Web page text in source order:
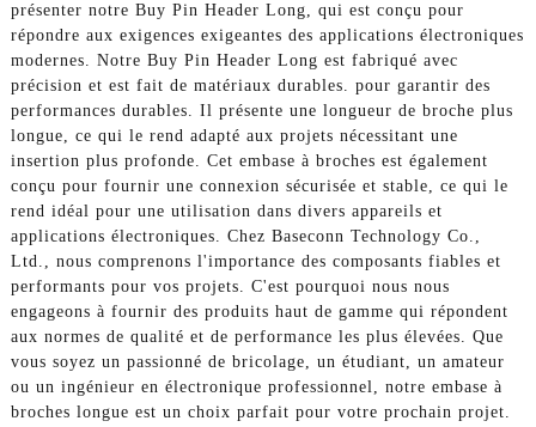
présenter notre Buy Pin Header Long, qui est conçu pour
répondre aux exigences exigeantes des applications électroniques
modernes. Notre Buy Pin Header Long est fabriqué avec
précision et est fait de matériaux durables. pour garantir des
performances durables. Il présente une longueur de broche plus
longue, ce qui le rend adapté aux projets nécessitant une
insertion plus profonde. Cet embase à broches est également
conçu pour fournir une connexion sécurisée et stable, ce qui le
rend idéal pour une utilisation dans divers appareils et
applications électroniques. Chez Baseconn Technology Co.,
Ltd., nous comprenons l'importance des composants fiables et
performants pour vos projets. C'est pourquoi nous nous
engageons à fournir des produits haut de gamme qui répondent
aux normes de qualité et de performance les plus élevées. Que
vous soyez un passionné de bricolage, un étudiant, un amateur
ou un ingénieur en électronique professionnel, notre embase à
broches longue est un choix parfait pour votre prochain projet.